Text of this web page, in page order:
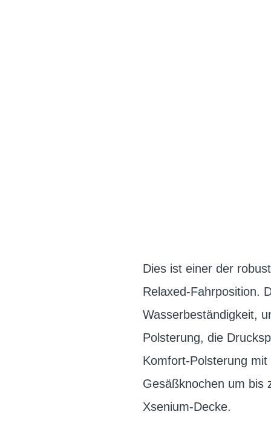
Dies ist einer der
Relaxed-Fahrposition.
Wasserbeständigkeit,
Polsterung, die
Komfort-Polsterung
Gesäßknochen um bis
Xsenium-Decke.